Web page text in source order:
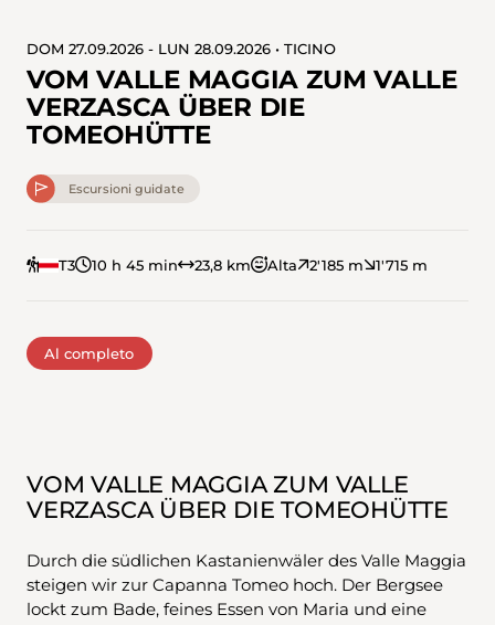
DOM 27.09.2026 - LUN 28.09.2026 • TICINO
VOM VALLE MAGGIA ZUM VALLE
VERZASCA ÜBER DIE
TOMEOHÜTTE
Escursioni guidate
T3 10 h 45 min 23,8 km Alta 2'185 m 1'715 m
Al completo
VOM VALLE MAGGIA ZUM VALLE
VERZASCA ÜBER DIE TOMEOHÜTTE
Durch die südlichen Kastanienwäler des Valle Maggia
steigen wir zur Capanna Tomeo hoch. Der Bergsee
lockt zum Bade, feines Essen von Maria und eine